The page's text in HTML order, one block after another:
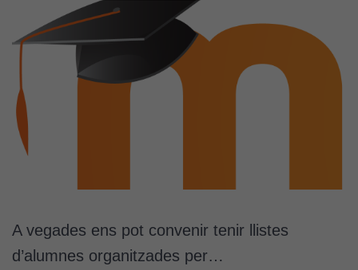
A vegades ens pot convenir tenir llistes
d’alumnes organitzades per…